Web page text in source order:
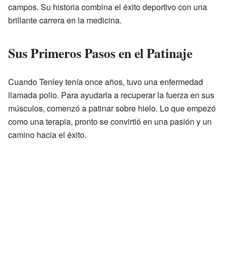
campos. Su historia combina el éxito deportivo con una
brillante carrera en la medicina.
Sus Primeros Pasos en el Patinaje
Cuando Tenley tenía once años, tuvo una enfermedad
llamada polio. Para ayudarla a recuperar la fuerza en sus
músculos, comenzó a patinar sobre hielo. Lo que empezó
como una terapia, pronto se convirtió en una pasión y un
camino hacia el éxito.